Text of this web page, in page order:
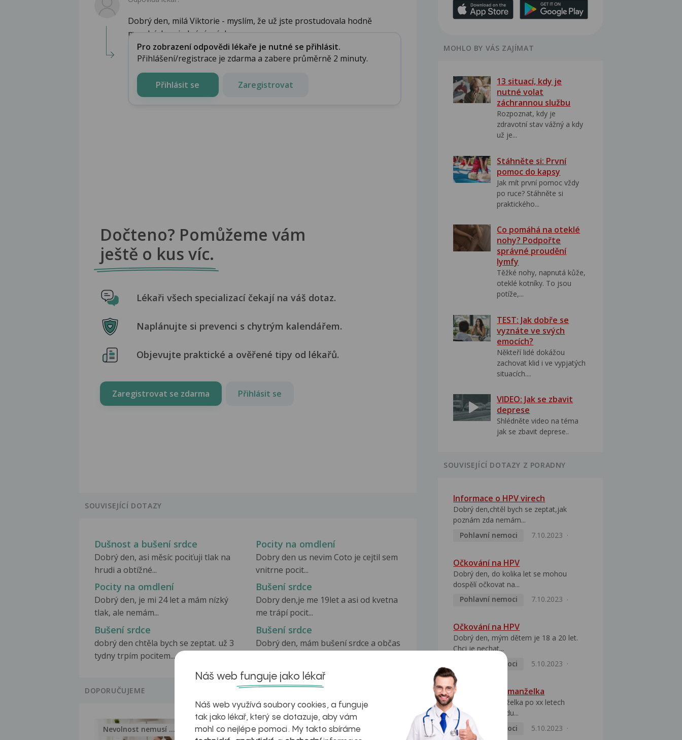
Dobrý den, milá Viktorie - myslím, že už jste prostudovala hodně
moudrých pojednání o úzko...
Pro zobrazení odpovědi lékaře je nutné se přihlásit.
Přihlášení/registrace je zdarma a zabere průměrně 2 minuty.
Přihlásit se Zaregistrovat
Dočteno? Pomůžeme vám
ještě o kus víc.
Lékaři všech specializací čekají na váš dotaz.
Naplánujte si prevenci s chytrým kalendářem.
Objevujte praktické a ověřené tipy od lékařů.
Zaregistrovat se zdarma Přihlásit se
SOUVISEJÍCÍ DOTAZY
Dušnost a bušení srdce
Dobrý den, asi měsíc pociťuji tlak na
hrudi a obtížné...
Pocity na omdlení
Dobry den us nevim Coto je cejtil sem
vnitrne pocit...
Pocity na omdlení
Dobrý den, je mi 24 let a mám nízký
tlak, ale nemám...
Bušení srdce
Dobry den,je me 19let a asi od kvetna
me trápí pocit...
Bušení srdce
dobrý den chtěla bych se zeptat. už 3
tydny trpím pocitem...
Bušení srdce
Dobrý den, mám bušení srdce a občas
DOPORUČUJEME
Nevolnost nemusí být nutnou... Jak na zdravá játra?
MOHLO BY VÁS ZAJÍMAT
13 situací, kdy je
nutné volat
záchrannou službu
Rozpoznat, kdy je
zdravotní stav vážný a kdy
už je...
Stáhněte si: První
pomoc do kapsy
Jak mít první pomoc vždy
po ruce? Stáhněte si
praktického...
Co pomáhá na oteklé
nohy? Podpořte
správné proudění
lymfy
Těžké nohy, napnutá kůže,
oteklé kotníky. To jsou
potíže,...
TEST: Jak dobře se
vyznáte ve svých
emocích?
Někteří lidé dokážou
zachovat klid i ve vypjatých
situacích....
VIDEO: Jak se zbavit
deprese
Shlédněte video na téma
jak se zbavit deprese..
SOUVISEJÍCÍ DOTAZY Z PORADNY
Informace o HPV virech
Dobrý den,chtěl bych se zeptat,jak
poznám zda nemám...
Pohlavní nemoci
7.10.2023
Očkování na HPV
Dobrý den, do kolika let se mohou
dospělí očkovat na...
Pohlavní nemoci
7.10.2023
Očkování na HPV
Dobrý den, mým dětem je 18 a 20 let.
Chci je nechat...
Pohlavní nemoci
5.10.2023
HPV pozitivní manželka
Dobrý den, manželka po xx letech
přivezla z Východu...
Pohlavní nemoci
5.10.2023
Náš web funguje jako lékař
Náš web využívá soubory cookies, a funguje
tak jako lékař, který se dotazuje, aby vám
mohl co nejlépe pomoci. My takto sbíráme